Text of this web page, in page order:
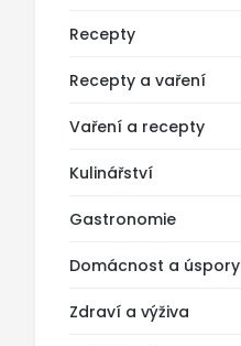
Recepty
Recepty a vaření
Vaření a recepty
Kulinářství
Gastronomie
Domácnost a úspory
Zdraví a výživa